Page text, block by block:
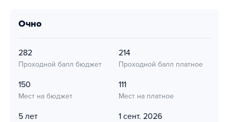
очно
282
Проходной балл бюджет
214
Проходной балл платное
150
Мест на бюджет
111
Мест на платное
5 лет 1 сент. 2026